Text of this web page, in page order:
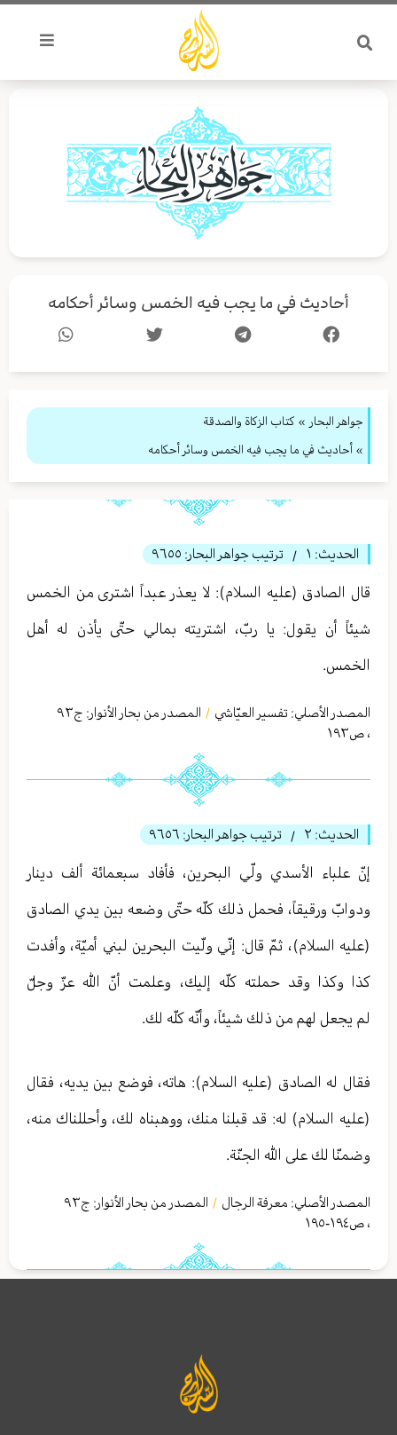
تخطي
المحتوى
أحاديث في ما يجب فيه الخمس وسائر أحكامه
جواهر البحار » كتاب الزكاة والصدقة
» أحاديث في ما يجب فيه الخمس وسائر أحكامه
الحديث: ١ / ترتيب جواهر البحار: ٩٦٥٥
قال الصادق (عليه السلام): لا يعذر عبداً اشترى من الخمس
شيئاً أن يقول: يا ربّ، اشتريته بمالي حتّى يأذن له أهل
الخمس.
المصدر الأصلي: تفسير العيّاشي / المصدر من بحار الأنوار: ج٩٣
، ص١٩٣
الحديث: ٢ / ترتيب جواهر البحار: ٩٦٥٦
إنّ علباء الأسدي ولّي البحرين، فأفاد سبعمائة ألف دينار
ودوابّ ورقيقاً، فحمل ذلك كلّه حتّى وضعه بين يدي الصادق
(عليه السلام)، ثمّ قال: إنّي ولّيت البحرين لبني أميّة، وأفدت
كذا وكذا وقد حملته كلّه إليك، وعلمت أنّ الله عزّ وجلّ
لم يجعل لهم من ذلك شيئاً، وأنّه كلّه لك.
فقال له الصادق (عليه السلام): هاته، فوضع بين يديه، فقال
(عليه السلام) له: قد قبلنا منك، ووهبناه لك، وأحللناك منه،
وضمنّا لك على الله الجنّة.
المصدر الأصلي: معرفة الرجال / المصدر من بحار الأنوار: ج٩٣
، ص١٩٤-١٩٥